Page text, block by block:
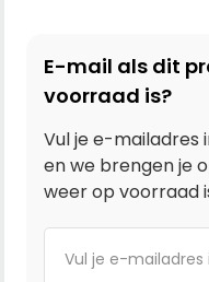
E-mail als dit
voorraad is?
Vul je e-mailadres
en we brengen je
weer op voorraad